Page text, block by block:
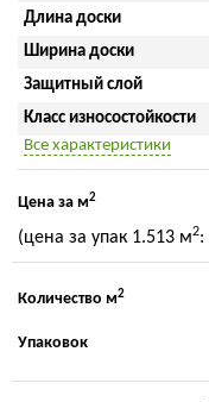
Длина доски
Ширина доски
Защитный слой
Класс износостойкости
Все характеристики
Цена за м2
(цена за упак 1.513 м2:
Количество м2
Упаковок